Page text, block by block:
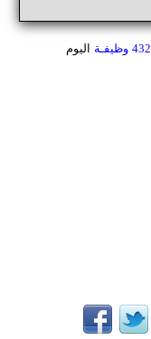
432 وظيفـة اليوم